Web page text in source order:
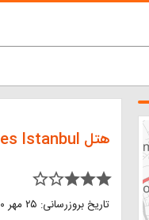
هتل Etiz Hotels & Residences Istanbul
star_border star_border star star star
تاریخ بروزرسانی: ۲۵ مهر ۱۴۰۰